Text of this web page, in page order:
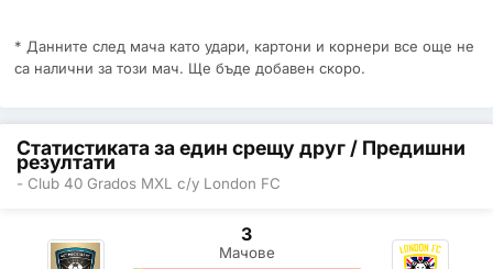
* Данните след мача като удари, картони и корнери все още не
са налични за този мач. Ще бъде добавен скоро.
Статистиката за един срещу друг / Предишни
резултати
- Club 40 Grados MXL с/у London FC
3
Мачове